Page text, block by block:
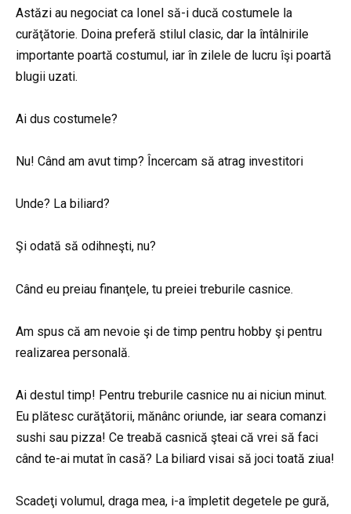
Astăzi au negociat ca Ionel să-i ducă costumele la
curăţătorie. Doina preferă stilul clasic, dar la întâlnirile
importante poartă costumul, iar în zilele de lucru îşi poartă
blugii uzati.
Ai dus costumele?
Nu! Când am avut timp? Încercam să atrag investitori
Unde? La biliard?
Şi odată să odihneşti, nu?
Când eu preiau finanţele, tu preiei treburile casnice.
Am spus că am nevoie şi de timp pentru hobby şi pentru
realizarea personală.
Ai destul timp! Pentru treburile casnice nu ai niciun minut.
Eu plătesc curăţătorii, mănânc oriunde, iar seara comanzi
sushi sau pizza! Ce treabă casnică şteai că vrei să faci
când te-ai mutat în casă? La biliard visai să joci toată ziua!
Scadeţi volumul, draga mea, i-a împletit degetele pe gură,